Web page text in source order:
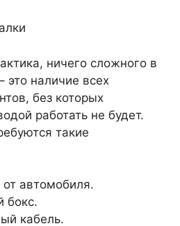
ничего сложного в
это наличие всех
без которых
работать не будет.
такие
автомобиля.
бокс.
кабель.